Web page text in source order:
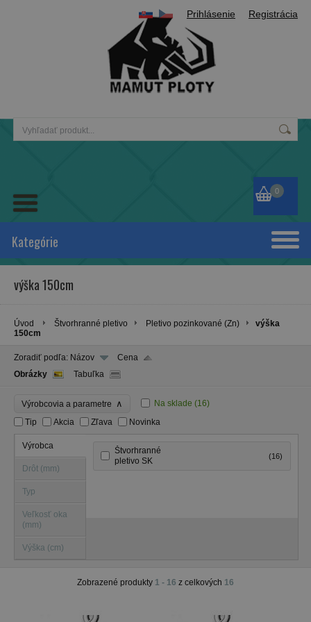
Prihlásenie Registrácia
0
Kategórie
výška 150cm
Úvod Štvorhranné pletivo Pletivo pozinkované (Zn)
výška
150cm
Zoradiť podľa: Názov
Cena
Obrázky
Tabuľka
Výrobcovia a parametre ∧ Na sklade (16)
Tip
Akcia Zľava Novinka
Výrobca
Drôt (mm)
Typ
Veľkosť oka
(mm)
Výška (cm)
Štvorhranné
pletivo SK
(16)
Zobrazené produkty 1 - 16 z celkových 16